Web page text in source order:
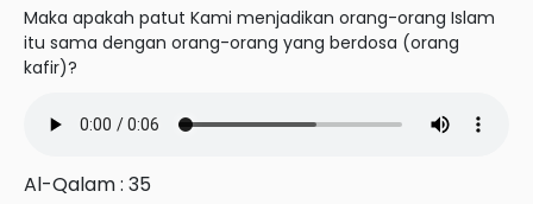
Maka apakah patut Kami menjadikan orang-orang Islam
itu sama dengan orang-orang yang berdosa (orang
kafir)?
Al-Qalam : 35